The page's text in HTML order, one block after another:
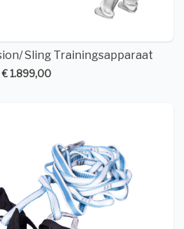
Sling Trainingsapparaat
€ 1.899,00